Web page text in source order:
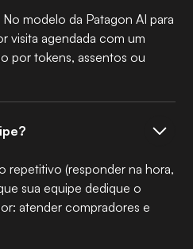
modelo da Patagon AI para
visita agendada com um
por tokens, assentos ou
repetitivo (responder na hora,
sua equipe dedique o
atender compradores e